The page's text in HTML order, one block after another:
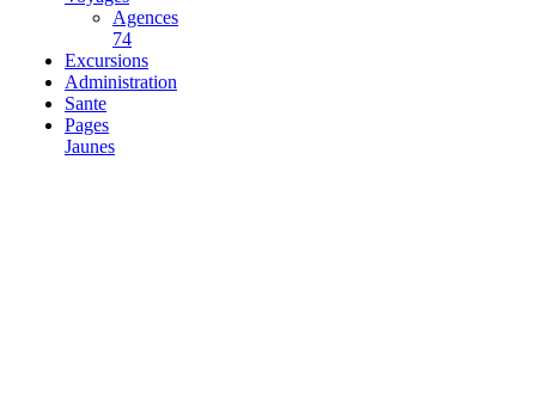
Agences
74
Excursions
Administration
Sante
Pages
Jaunes